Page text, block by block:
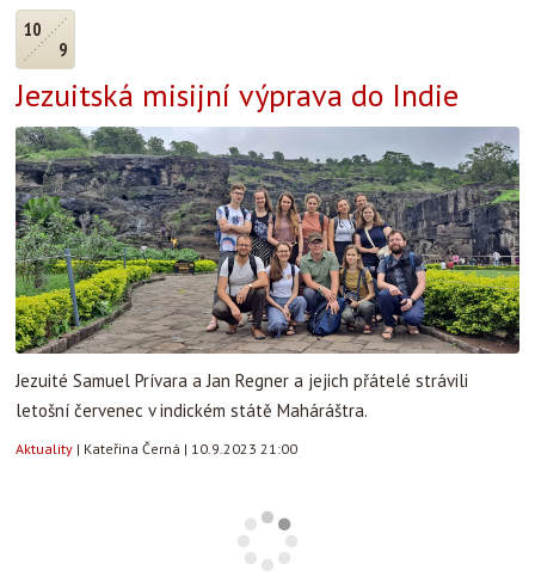
10
9
Jezuitská misijní výprava do Indie
Jezuité Samuel Prívara a Jan Regner a jejich přátelé strávili
letošní červenec v indickém státě Maháráštra.
Aktuality | Kateřina Černá | 10.9.2023 21:00